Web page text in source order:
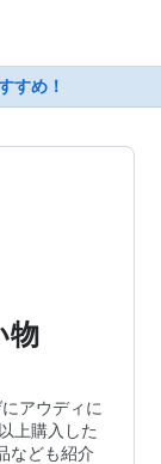
すめ！
物
アウディに
上購入した
なども紹介